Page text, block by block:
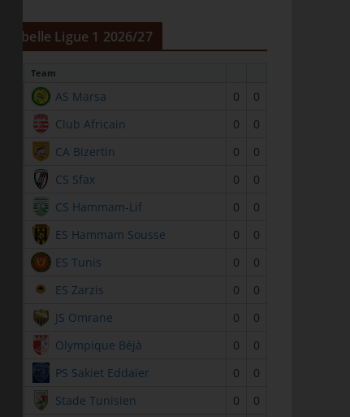
Tabelle Ligue 1 2026/27
Team
AS Marsa 0
0
Club Africain 0
0
CA Bizertin 0
0
CS Sfax 0
0
CS Hammam-Lif 0
0
ES Hammam Sousse 0
0
ES Tunis 0
0
ES Zarzis 0
0
JS Omrane 0
0
Olympique Béjà 0
0
PS Sakiet Eddaïer 0
0
Stade Tunisien 0
0